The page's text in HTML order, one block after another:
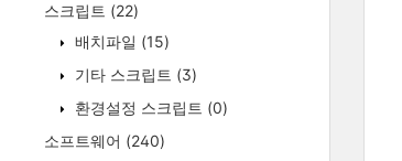
스크립트 (22)
배치파일 (15)
기타 스크립트 (3)
환경설정 스크립트 (0)
소프트웨어 (240)